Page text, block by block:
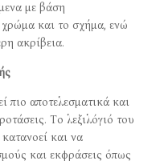
με βάση
χρώμα και το σχήμα, ενώ
ακρίβεια.
πιο αποτελεσματικά και
Το λεξιλόγιό του
και να
και εκφράσεις όπως